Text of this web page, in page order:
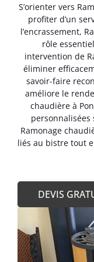
S’orienter vers
profiter d’un
l’encrassement,
rôle
intervention de
éliminer
savoir-faire
améliore le
chaudière à
Ramonage
liés au bistre tout
DEVIS